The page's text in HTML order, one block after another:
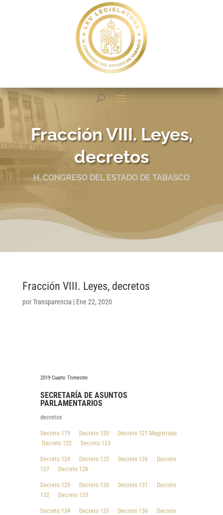
Fracción VIII. Leyes,
decretos
H. CONGRESO DEL ESTADO DE TABASCO
Fracción VIII. Leyes, decretos
porTransparencia | Ene 22, 2020
2019 Cuarto Trimestre
SECRETARÍA DE ASUNTOS
PARLAMENTARIOS
decretos
Decreto 119 Decreto 120
Decreto 121 Magistrado
Decreto 122
Decreto 123
Decreto 124 Decreto 125 Decreto 126
Decreto
127
Decreto 128
Decreto 129 Decreto 130 Decreto 131
Decreto
132
Decreto 133
Decreto 134 Decreto 135 Decreto 136
Decreto